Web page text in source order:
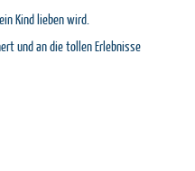
Kind lieben wird.
und an die tollen Erlebnisse